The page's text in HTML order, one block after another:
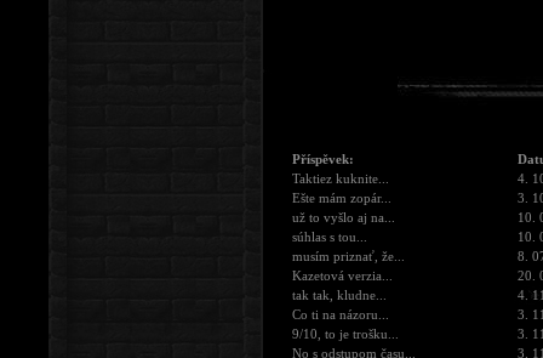
Příspěvek:
Taktiez kuknite...
4.
Ešte mám zopár...
3.
už to vyšlo aj na...
10.
súhlas s tou...
10.
musím priznať, že...
8.
Kazetová verzia...
20.
tak tak, kludne...
4.
Co ti na názoru...
3.
9/10, to je trošku...
3.
No s odstupom času...
3.